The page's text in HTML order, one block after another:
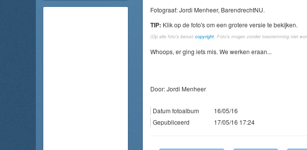
Fotograaf: Jordi Menheer, BarendrechtNU.
TIP: Klik op de foto's om een grotere versie te bekijken.
(Op alle foto's berust copyright. Foto's mogen zonder toestemming niet
Whoops, er ging iets mis. We werken eraan...
Door: Jordi Menheer
Datum fotoalbum
16/05/16
Gepubliceerd
17/05/16 17:24